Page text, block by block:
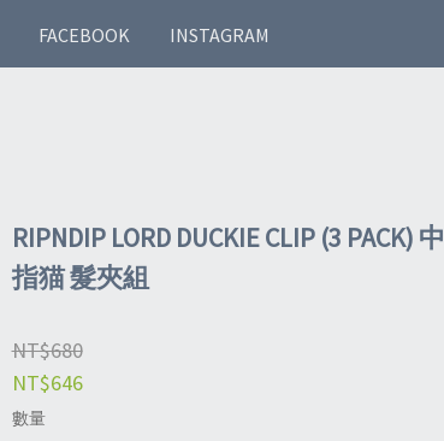
FACEBOOK INSTAGRAM
RIPNDIP LORD DUCKIE CLIP (3 PACK) 中
指猫 髮夾組
NT$680
NT$646
數量